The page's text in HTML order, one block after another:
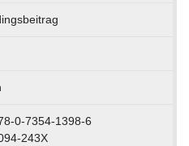
0-7354-1398-6
243X